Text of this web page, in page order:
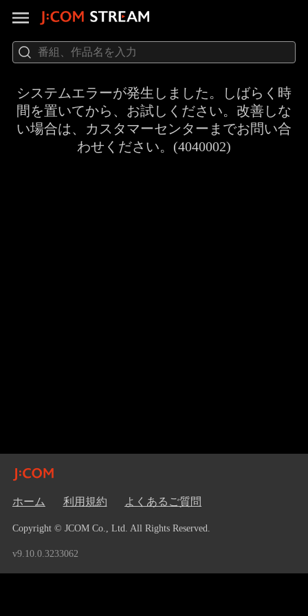
システムエラーが発生しました。しばらく時
間を置いてから、お試しください。改善しな
い場合は、カスタマーセンターまでお問い合
わせください。(4040002)
ホーム 利用規約 よくあるご質問
Copyright © JCOM Co., Ltd. All Rights Reserved.
v9.10.0.3233062